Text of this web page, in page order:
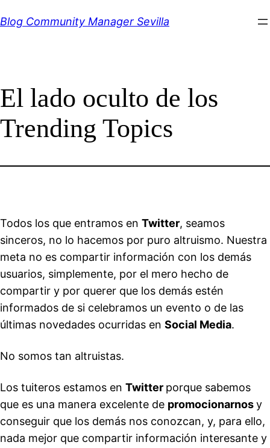
al
Blog Community Manager Sevilla
El lado oculto de los
Trending Topics
Todos los que entramos en Twitter, seamos
sinceros, no lo hacemos por puro altruismo. Nuestra
meta no es compartir información con los demás
usuarios, simplemente, por el mero hecho de
compartir y por querer que los demás estén
informados de si celebramos un evento o de las
últimas novedades ocurridas en Social Media.
No somos tan altruistas.
Los tuiteros estamos en Twitter porque sabemos
que es una manera excelente de promocionarnosy
conseguir que los demás nos conozcan, y, para ello,
nada mejor que compartir información interesante y